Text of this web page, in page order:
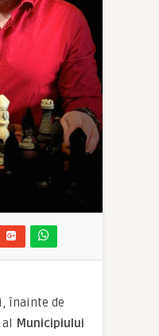
înainte de
Municipiului